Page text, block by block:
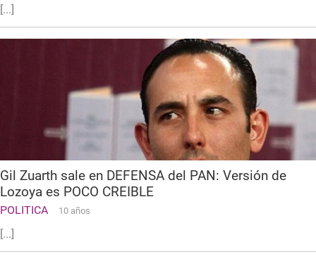
[...]
Gil Zuarth sale en DEFENSA del PAN: Versión de
Lozoya es POCO CREIBLE
POLITICA 10 años
[...]